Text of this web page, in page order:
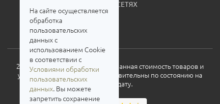
МЫ В СОЦСЕТЯХ
2026. Все права защищены. Указанная стоимость товаров и
условия их приобретения действительны по состоянию на
текущую дату.
На сайте осуществляется
обработка
пользовательских
данных с
использованием Cookie
в соответствии с
Условиями обработки
пользовательских
данных. Вы можете
запретить сохранение